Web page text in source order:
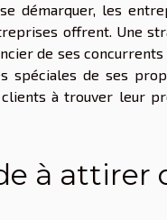
démarquer, les
offrent. Une
de ses
spéciales de ses
à trouver leur
à attirer